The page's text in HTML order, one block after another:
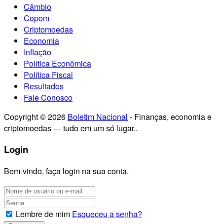
Câmbio
Copom
Criptomoedas
Economia
Inflação
Política Econômica
Política Fiscal
Resultados
Fale Conosco
Copyright © 2026 Boletim Nacional - Finanças, economia e
criptomoedas — tudo em um só lugar..
Login
Bem-vindo, faça login na sua conta.
Lembre de mim Esqueceu a senha?